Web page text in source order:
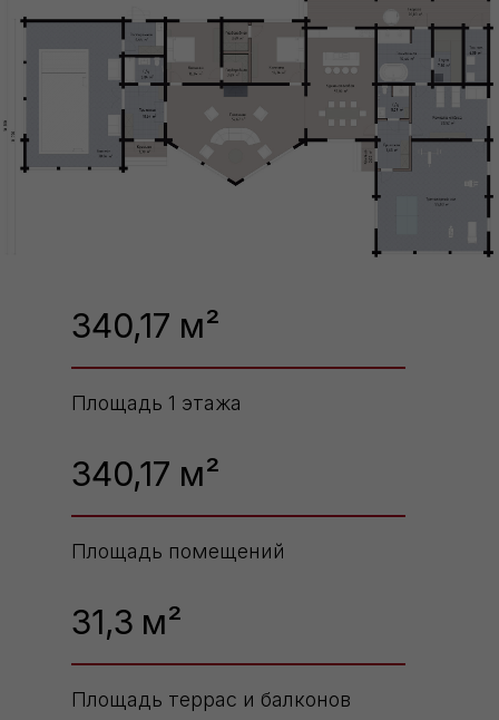
340,17 м²
Площадь 1 этажа
340,17 м²
Площадь помещений
31,3 м²
Площадь террас и балконов